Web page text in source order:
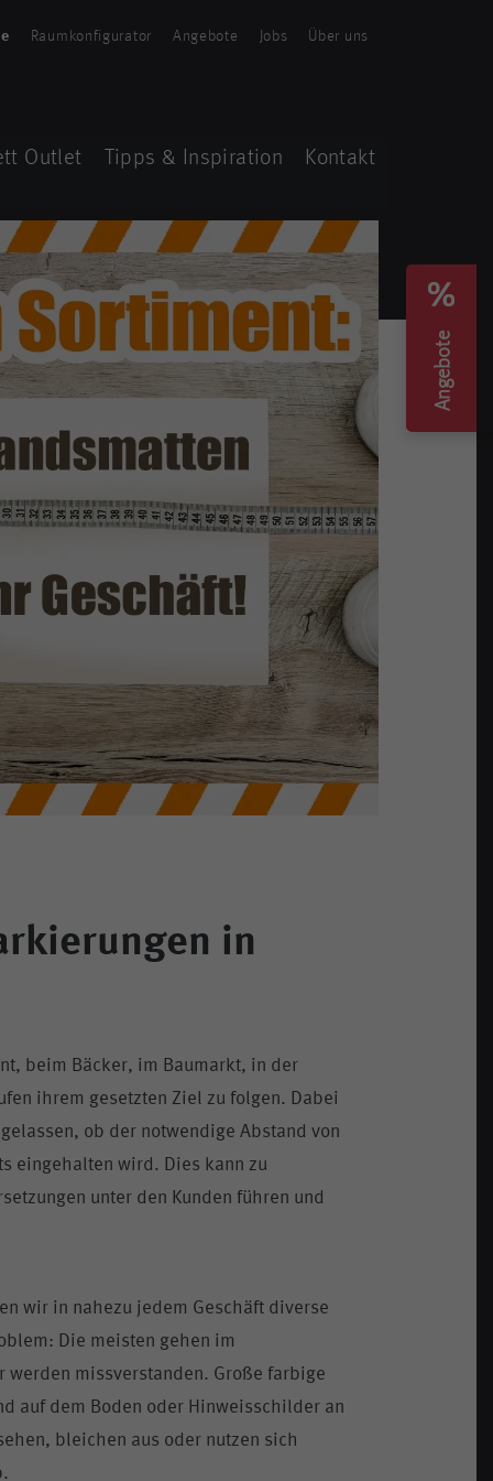
Angebote
Raumkonfigurator Angebote Jobs Über uns
Outlet Tipps & Inspiration Kontakt
in
beim Bäcker, im Baumarkt, in der
ihrem gesetzten Ziel zu folgen. Dabei
ob der notwendige Abstand von
eingehalten wird. Dies kann zu
unter den Kunden führen und
wir in nahezu jedem Geschäft diverse
Die meisten gehen im
werden missverstanden. Große farbige
auf dem Boden oder Hinweisschilder an
bleichen aus oder nutzen sich